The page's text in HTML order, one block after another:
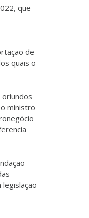
que
de
quais o
oriundos
ministro